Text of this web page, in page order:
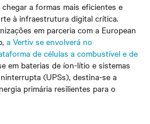
a formas mais eficientes e
à infraestrutura digital crítica.
em parceria com a European
a Vertiv se envolverá no
de células a combustível e de
em baterias de íon-lítio e sistemas
(UPSs), destina-se a
primária resilientes para o